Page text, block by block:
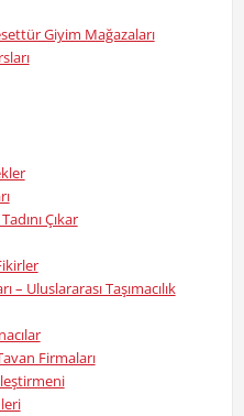
Giyim Mağazaları
Çıkar
– Uluslararası Taşımacılık
Firmaları